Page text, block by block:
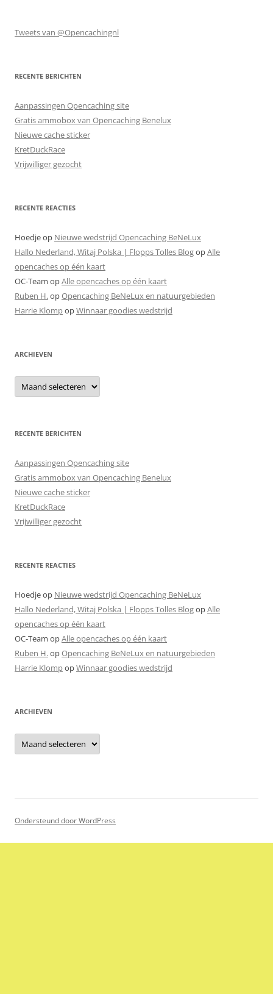
Tweets van @Opencachingnl
RECENTE BERICHTEN
Aanpassingen Opencaching site
Gratis ammobox van Opencaching Benelux
Nieuwe cache sticker
KretDuckRace
Vrijwilliger gezocht
RECENTE REACTIES
Hoedjeop Nieuwe wedstrijd Opencaching BeNeLux
Hallo Nederland, Witaj Polska | Flopps Tolles BlogopAlle
opencaches op één kaart
OC-Team opAlle opencaches op één kaart
Ruben H.opOpencaching BeNeLux en natuurgebieden
Harrie KlompopWinnaar goodies wedstrijd
ARCHIEVEN
Archieven
RECENTE BERICHTEN
Aanpassingen Opencaching site
Gratis ammobox van Opencaching Benelux
Nieuwe cache sticker
KretDuckRace
Vrijwilliger gezocht
RECENTE REACTIES
Hoedjeop Nieuwe wedstrijd Opencaching BeNeLux
Hallo Nederland, Witaj Polska | Flopps Tolles BlogopAlle
opencaches op één kaart
OC-Team opAlle opencaches op één kaart
Ruben H.opOpencaching BeNeLux en natuurgebieden
Harrie KlompopWinnaar goodies wedstrijd
ARCHIEVEN
Archieven
Ondersteund door WordPress